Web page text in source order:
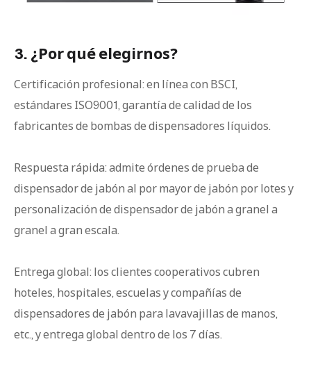
3. ¿Por qué elegirnos?
Certificación profesional: en línea con BSCI,
estándares ISO9001, garantía de calidad de los
fabricantes de bombas de dispensadores líquidos.
Respuesta rápida: admite órdenes de prueba de
dispensador de jabón al por mayor de jabón por lotes y
personalización de dispensador de jabón a granel a
granel a gran escala.
Entrega global: los clientes cooperativos cubren
hoteles, hospitales, escuelas y compañías de
dispensadores de jabón para lavavajillas de manos,
etc., y entrega global dentro de los 7 días.